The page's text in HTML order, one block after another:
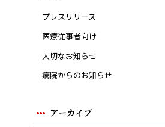
プレスリリース
医療従事者向け
大切なお知らせ
病院からのお知らせ
アーカイブ